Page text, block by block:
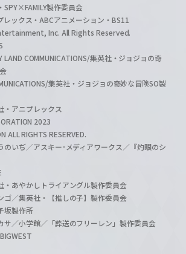
製作委員会
ックス・ABCアニメーション・BS11
Inc. All Rights Reserved.
COMMUNICATIONS/集英社・ジョジョの奇
集英社・ジョジョの奇妙な冒険SO製
アニプレックス
2023
ALL RIGHTS RESERVED.
いぢ／アスキー･メディアワークス／『灼眼のシ
あやかしトライアングル製作委員会
／集英社・【推しの子】製作委員会
坂製作所
／小学館／「葬送のフリーレン」製作委員会